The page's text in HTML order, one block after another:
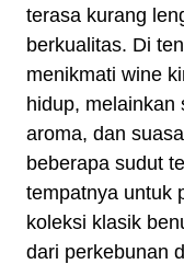
terasa kurang
berkualitas. Di
menikmati wine
hidup, melainkan
aroma, dan
beberapa sudut
tempatnya untuk
koleksi klasik
dari perkebunan